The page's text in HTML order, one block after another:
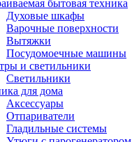
бытовая техника
Духовые шкафы
Варочные поверхности
Вытяжки
Посудомоечные машины
и светильники
Светильники
для дома
Аксессуары
Отпариватели
Гладильные системы